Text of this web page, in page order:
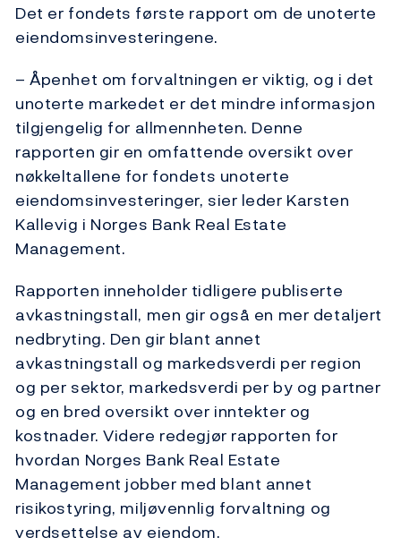
Det er fondets første rapport om de unoterte
eiendomsinvesteringene.
– Åpenhet om forvaltningen er viktig, og i det
unoterte markedet er det mindre informasjon
tilgjengelig for allmennheten. Denne
rapporten gir en omfattende oversikt over
nøkkeltallene for fondets unoterte
eiendomsinvesteringer, sier leder Karsten
Kallevig i Norges Bank Real Estate
Management.
Rapporten inneholder tidligere publiserte
avkastningstall, men gir også en mer detaljert
nedbryting. Den gir blant annet
avkastningstall og markedsverdi per region
og per sektor, markedsverdi per by og partner
og en bred oversikt over inntekter og
kostnader. Videre redegjør rapporten for
hvordan Norges Bank Real Estate
Management jobber med blant annet
risikostyring, miljøvennlig forvaltning og
verdsettelse av eiendom.